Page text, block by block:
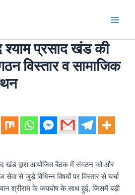
श्याम प्रसाद खंड की
विस्तार व सामाजिक
खंड द्वारा आयोजित बैठक में संगठन को और
से जुड़े विभिन्न विषयों पर विस्तार से चर्चा
श्रीराम के जयघोष के साथ हुई, जिसमें बड़ी